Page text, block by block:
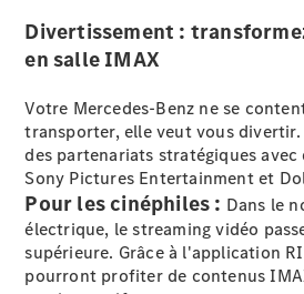
GLA
Nouveau
GLA Nouveau Électrique
GLB Nouveau
GLC Nouveau Électrique
GLC
GLC Coupé
GLE
Nouveau
GLE
Coupé
Nouveau
GLS
Divertissement :
en salle IMAX
Votre Mercedes-Benz ne se
transporter, elle veut vous divertir.
des partenariats stratégiques avec
Sony Pictures Entertainment et
Pour les cinéphiles : Dans le
électrique, le streaming vidéo
supérieure. Grâce à l'application
pourront profiter de contenus